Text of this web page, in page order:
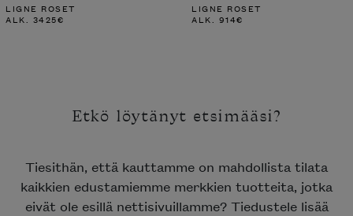
LIGNE ROSET
ALK. 3425€
LIGNE ROSET
ALK. 914€
Etkö löytänyt etsimääsi?
Tiesithän, että kauttamme on mahdollista tilata
kaikkien edustamiemme merkkien tuotteita, jotka
eivät ole esillä nettisivuillamme? Tiedustele lisää